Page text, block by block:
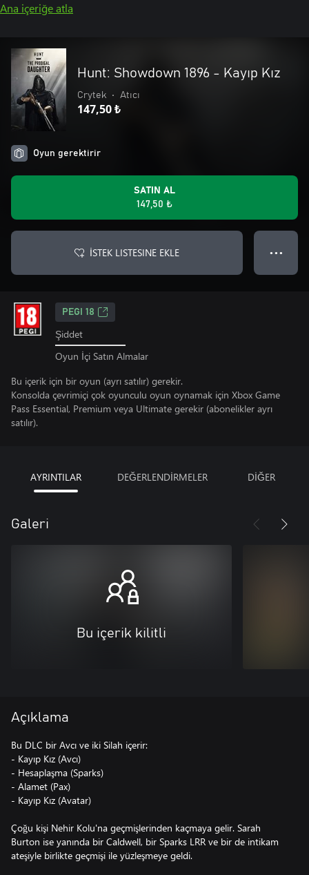
Ana içeriğe atla
Hunt: Showdown 1896 - Kayıp Kız
Crytek • Atıcı
147,50 ₺
Oyun gerektirir
SATIN AL
147,50 ₺
İSTEK LISTESINE EKLE ● ● ●
PEGI 18
Şiddet
Oyun İçi Satın Almalar
Bu içerik için bir oyun (ayrı satılır) gerekir.
Konsolda çevrimiçi çok oyunculu oyun oynamak için Xbox Game
Pass Essential, Premium veya Ultimate gerekir (abonelikler ayrı
satılır).
AYRINTILAR DEĞERLENDİRMELER DİĞER
Galeri
Bu içerik kilitli
Açıklama
Bu DLC bir Avcı ve iki Silah içerir:
- Kayıp Kız (Avcı)
- Hesaplaşma (Sparks)
- Alamet (Pax)
- Kayıp Kız (Avatar)
Çoğu kişi Nehir Kolu'na geçmişlerinden kaçmaya gelir. Sarah
Burton ise yanında bir Caldwell, bir Sparks LRR ve bir de intikam
ateşiyle birlikte geçmişi ile yüzleşmeye geldi.